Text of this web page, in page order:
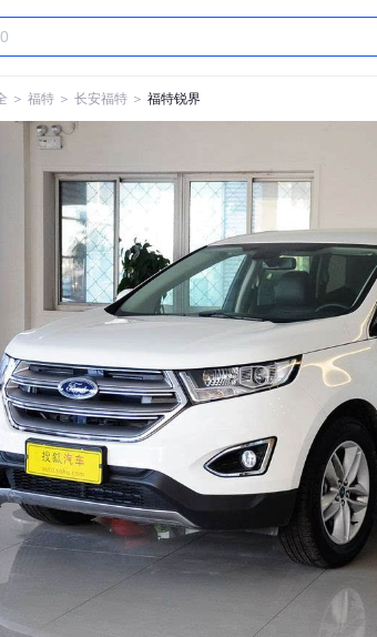
＞ 福特 ＞ 长安福特 ＞ 福特锐界